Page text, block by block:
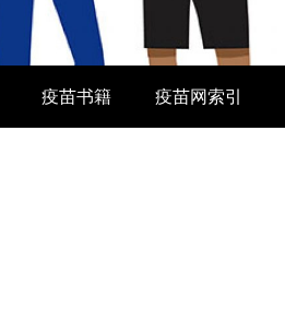
疫苗书籍 疫苗网索引